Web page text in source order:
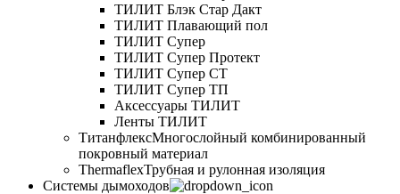
ТИЛИТ Блэк Стар Дакт
ТИЛИТ Плавающий пол
ТИЛИТ Супер
ТИЛИТ Супер Протект
ТИЛИТ Супер СТ
ТИЛИТ Супер ТП
Аксессуары ТИЛИТ
Ленты ТИЛИТ
ТитанфлексМногослойный комбинированный
покровный материал
ThermaflexТрубная и рулонная изоляция
Cистемы дымоходов